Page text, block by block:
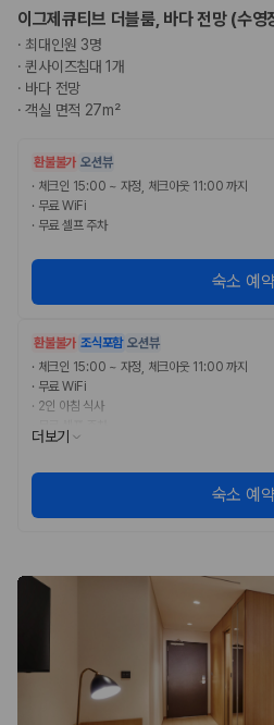
이그제큐티브 더블룸, 바다 전망 (수영
· 최대인원 3명
·퀸사이즈침대 1개
· 바다 전망
·객실 면적 27m²
환불불가 오션뷰
· 체크인 15:00 ~ 자정, 체크아웃 11:00 까지
· 무료 WiFi
· 무료 셀프 주차
숙소 예
환불불가 조식포함 오션뷰
· 체크인 15:00 ~ 자정, 체크아웃 11:00 까지
· 무료 WiFi
· 2인 아침 식사
무료 셀프 주차
더보기
숙소 예